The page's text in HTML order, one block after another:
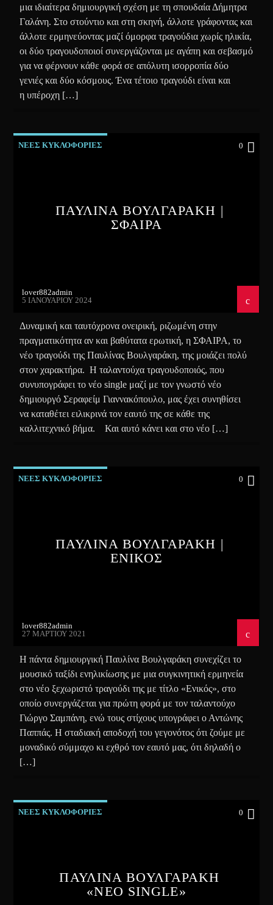
μια ιδιαίτερα δημιουργική σχέση με τη σπουδαία Δήμητρα
Γαλάνη. Στο στούντιο και στη σκηνή, άλλοτε γράφοντας και
άλλοτε ερμηνεύοντας μαζί όμορφα τραγούδια χωρίς ηλικία,
οι δύο τραγουδοποιοί συνεργάζονται με αγάπη και σεβασμό
για να φέρνουν κάθε φορά σε απόλυτη ισορροπία δύο
γενιές και δύο κόσμους. Ένα τέτοιο τραγούδι είναι και
η υπέροχη […]
ΝΕΕΣ ΚΥΚΛΟΦΟΡΙΕΣ 0
ΠΑΥΛΙΝΑ ΒΟΥΛΓΑΡΑΚΗ |
ΣΦΑΙΡΑ
lover882admin
5 ΙΑΝΟΥΑΡΊΟΥ 2024
Δυναμική και ταυτόχρονα ονειρική, ριζωμένη στην
πραγματικότητα αν και βαθύτατα ερωτική, η ΣΦΑΙΡΑ, το
νέο τραγούδι της Παυλίνας Βουλγαράκη, της μοιάζει πολύ
στον χαρακτήρα. Η ταλαντούχα τραγουδοποιός, που
συνυπογράφει το νέο single μαζί με τον γνωστό νέο
δημιουργό Σεραφείμ Γιαννακόπουλο, μας έχει συνηθίσει
να καταθέτει ειλικρινά τον εαυτό της σε κάθε της
καλλιτεχνικό βήμα. Και αυτό κάνει και στο νέο […]
ΝΕΕΣ ΚΥΚΛΟΦΟΡΙΕΣ 0
ΠΑΥΛΙΝΑ ΒΟΥΛΓΑΡΑΚΗ |
ΕΝΙΚΟΣ
lover882admin
27 ΜΑΡΤΊΟΥ 2021
Η πάντα δημιουργική Παυλίνα Βουλγαράκη συνεχίζει το
μουσικό ταξίδι ενηλικίωσης με μια συγκινητική ερμηνεία
στο νέο ξεχωριστό τραγούδι της με τίτλο «Ενικός», στο
οποίο συνεργάζεται για πρώτη φορά με τον ταλαντούχο
Γιώργο Σαμπάνη, ενώ τους στίχους υπογράφει ο Αντώνης
Παππάς. Η σταδιακή αποδοχή του γεγονότος ότι ζούμε με
μοναδικό σύμμαχο κι εχθρό τον εαυτό μας, ότι δηλαδή ο
[…]
ΝΕΕΣ ΚΥΚΛΟΦΟΡΙΕΣ 0
ΠΑΥΛΙΝΑ ΒΟΥΛΓΑΡΑΚΗ
«ΝΕΟ SINGLE»